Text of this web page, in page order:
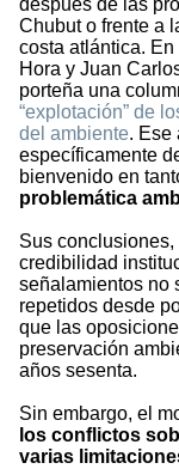
después de las
Chubut o frente a
costa atlántica.
Hora y Juan
porteña una
“explotación” de
del ambiente. Ese
específicamente
bienvenido en
problemática
Sus
credibilidad
señalamientos no
repetidos desde
que las
preservación
años sesenta.
Sin embargo, el
los conflictos
varias